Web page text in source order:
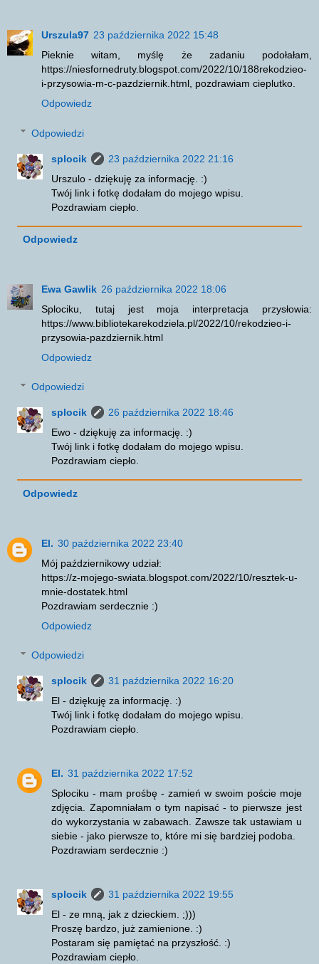
Urszula97 23 października 2022 15:48
Pieknie witam, myślę że zadaniu podołałam,
https://niesfornedruty.blogspot.com/2022/10/188rekodzieo-
i-przysowia-m-c-pazdziernik.html, pozdrawiam cieplutko.
Odpowiedz
Odpowiedzi
splocik
23 października 2022 21:16
Urszulo - dziękuję za informację. :)
Twój link i fotkę dodałam do mojego wpisu.
Pozdrawiam ciepło.
Odpowiedz
Ewa Gawlik 26 października 2022 18:06
Splociku, tutaj jest moja interpretacja przysłowia:
https://www.bibliotekarekodziela.pl/2022/10/rekodzieo-i-
przysowia-pazdziernik.html
Odpowiedz
Odpowiedzi
splocik
26 października 2022 18:46
Ewo - dziękuję za informację. :)
Twój link i fotkę dodałam do mojego wpisu.
Pozdrawiam ciepło.
Odpowiedz
El. 30 października 2022 23:40
Mój październikowy udział:
https://z-mojego-swiata.blogspot.com/2022/10/resztek-u-
mnie-dostatek.html
Pozdrawiam serdecznie :)
Odpowiedz
Odpowiedzi
splocik
31 października 2022 16:20
El - dziękuję za informację. :)
Twój link i fotkę dodałam do mojego wpisu.
Pozdrawiam ciepło.
El. 31 października 2022 17:52
Splociku - mam prośbę - zamień w swoim poście moje
zdjęcia. Zapomniałam o tym napisać - to pierwsze jest
do wykorzystania w zabawach. Zawsze tak ustawiam u
siebie - jako pierwsze to, które mi się bardziej podoba.
Pozdrawiam serdecznie :)
splocik
31 października 2022 19:55
El - ze mną, jak z dzieckiem. ;)))
Proszę bardzo, już zamienione. :)
Postaram się pamiętać na przyszłość. :)
Pozdrawiam ciepło.